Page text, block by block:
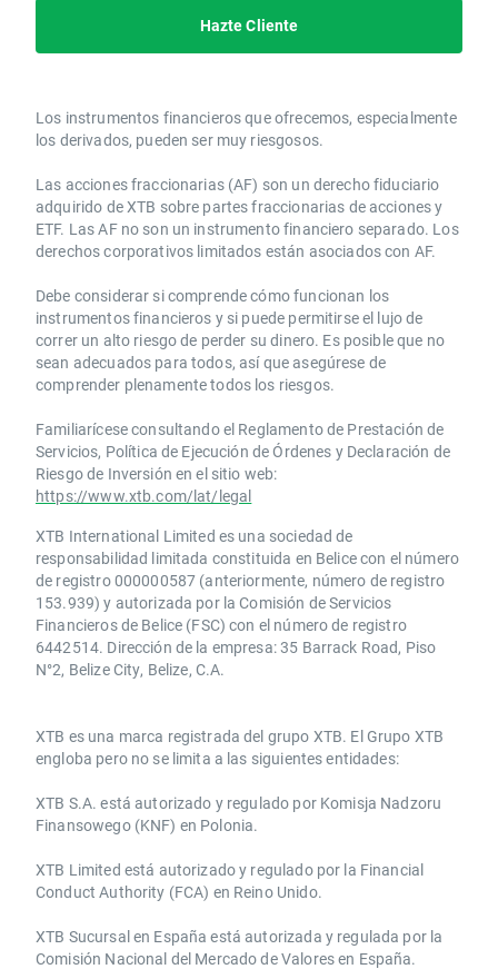
Hazte Cliente
Los instrumentos financieros que ofrecemos, especialmente
los derivados, pueden ser muy riesgosos.
Las acciones fraccionarias (AF) son un derecho fiduciario
adquirido de XTB sobre partes fraccionarias de acciones y
ETF. Las AF no son un instrumento financiero separado. Los
derechos corporativos limitados están asociados con AF.
Debe considerar si comprende cómo funcionan los
instrumentos financieros y si puede permitirse el lujo de
correr un alto riesgo de perder su dinero. Es posible que no
sean adecuados para todos, así que asegúrese de
comprender plenamente todos los riesgos.
Familiarícese consultando el Reglamento de Prestación de
Servicios, Política de Ejecución de Órdenes y Declaración de
Riesgo de Inversión en el sitio web:
https://www.xtb.com/lat/legal
XTB International Limited es una sociedad de
responsabilidad limitada constituida en Belice con el número
de registro 000000587 (anteriormente, número de registro
153.939) y autorizada por la Comisión de Servicios
Financieros de Belice (FSC) con el número de registro
6442514. Dirección de la empresa: 35 Barrack Road, Piso
N°2, Belize City, Belize, C.A.
​​XTB es una marca registrada del grupo XTB. El Grupo XTB
engloba pero no se limita a las siguientes entidades:
XTB S.A.​ está autorizado y regulado por Komisja Nadzoru
Finansowego (KNF) ​en Polonia.
XTB Limited ​está autorizado y regulado por la ​Financial
Conduct Authority ​(FCA) en ​​Reino Unido.
XTB Sucursal en España está autorizada y regulada por la
Comisión Nacional del Mercado de Valores en España.